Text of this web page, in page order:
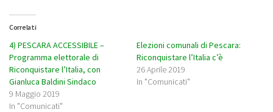
Correlati
4) PESCARA ACCESSIBILE –
Programma elettorale di
Riconquistare l’Italia, con
Gianluca Baldini Sindaco
9 Maggio 2019
In "Comunicati"
Elezioni comunali di Pescara:
Riconquistare l’Italia c’è
26 Aprile 2019
In "Comunicati"